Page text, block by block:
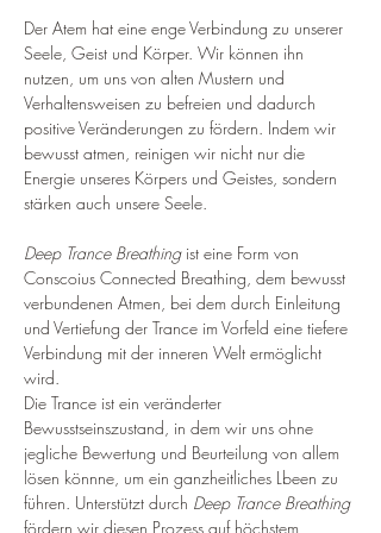
Der Atem hat eine enge Verbindung zu unserer
Seele, Geist und Körper. Wir können ihn
nutzen, um uns von alten Mustern und
Verhaltensweisen zu befreien und dadurch
positive Veränderungen zu fördern. Indem wir
bewusst atmen, reinigen wir nicht nur die
Energie unseres Körpers und Geistes, sondern
stärken auch unsere Seele.
Deep Trance Breathing ist eine Form von
Conscoius Connected Breathing, dem bewusst
verbundenen Atmen, bei dem durch Einleitung
und Vertiefung der Trance im Vorfeld eine tiefere
Verbindung mit der inneren Welt ermöglicht
wird.
Die Trance ist ein veränderter
Bewusstseinszustand, in dem wir uns ohne
jegliche Bewertung und Beurteilung von allem
lösen könnne, um ein ganzheitliches Lbeen zu
führen. Unterstützt durch Deep Trance Breathing
fördern wir diesen Prozess auf höchstem